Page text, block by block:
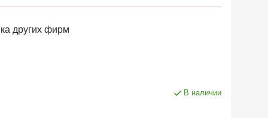
других фирм
В наличии